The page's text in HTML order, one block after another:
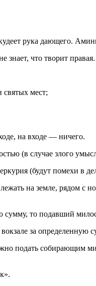
рука дающего.
знает, что творит правая.
святых мест;
на входе — ничего.
(в случае злого
(будут помехи в
на земле, рядом с
сумму, то подавший
за
подать собирающим